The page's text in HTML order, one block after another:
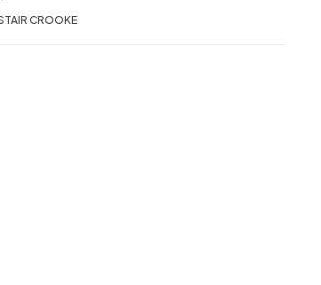
CROOKE